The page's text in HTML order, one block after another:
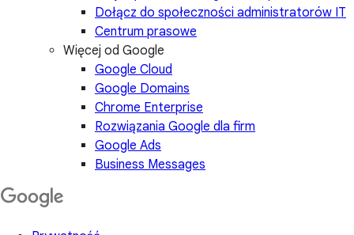
Dołącz do społeczności administratorów IT
Centrum prasowe
Więcej od Google
Google Cloud
Google Domains
Chrome Enterprise
Rozwiązania Google dla firm
Google Ads
Business Messages